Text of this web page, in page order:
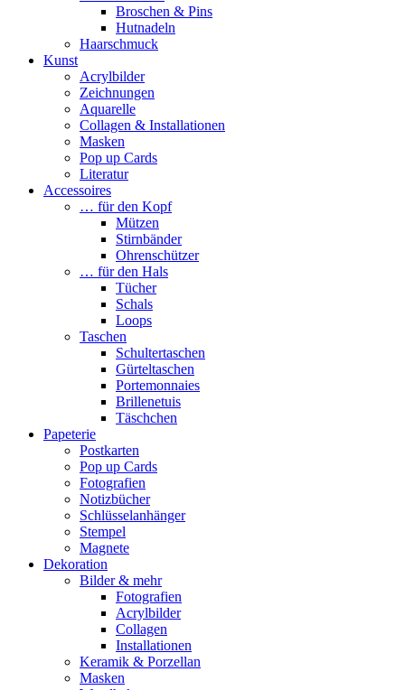
Broschen & Pins
Hutnadeln
Haarschmuck
Kunst
Acrylbilder
Zeichnungen
Aquarelle
Collagen & Installationen
Masken
Pop up Cards
Literatur
Accessoires
… für den Kopf
Mützen
Stirnbänder
Ohrenschützer
… für den Hals
Tücher
Schals
Loops
Taschen
Schultertaschen
Gürteltaschen
Portemonnaies
Brillenetuis
Täschchen
Papeterie
Postkarten
Pop up Cards
Fotografien
Notizbücher
Schlüsselanhänger
Stempel
Magnete
Dekoration
Bilder & mehr
Fotografien
Acrylbilder
Collagen
Installationen
Keramik & Porzellan
Masken